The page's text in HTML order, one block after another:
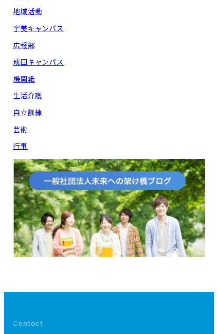
地域活動
宇美キャンパス
広報部
成田キャンパス
機関紙
生活介護
自立訓練
芸術
行事
Contact